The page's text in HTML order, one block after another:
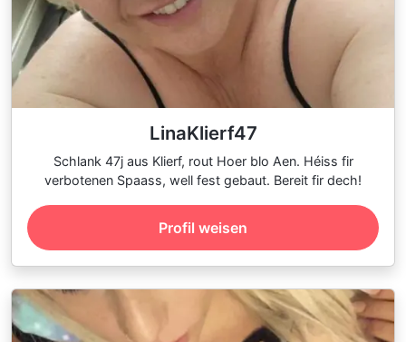
LinaKlierf47
Schlank 47j aus Klierf, rout Hoer blo Aen. Héiss fir
verbotenen Spaass, well fest gebaut. Bereit fir dech!
Profil weisen